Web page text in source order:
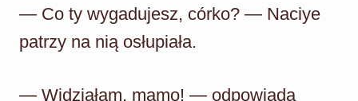
— Co ty wygadujesz, córko? — Naciye
patrzy na nią osłupiała.
— Widziałam, mamo! — odpowiada